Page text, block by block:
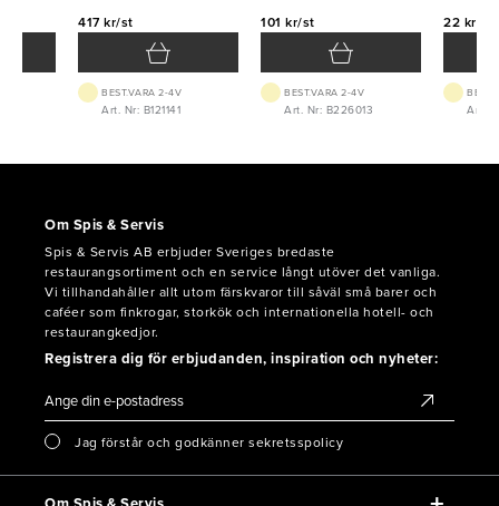
417 kr/st
BEST.VARA 2-4V
Art. Nr: B121141
101 kr/st
BEST.VARA 2-4V
Art. Nr: B226013
22 kr/st
Art.
Om Spis & Servis
Spis & Servis AB erbjuder Sveriges bredaste
restaurangsortiment och en service långt utöver det vanliga.
Vi tillhandahåller allt utom färskvaror till såväl små barer och
caféer som finkrogar, storkök och internationella hotell- och
restaurangkedjor.
Registrera dig för erbjudanden, inspiration och nyheter:
Jag förstår och godkänner sekretsspolicy